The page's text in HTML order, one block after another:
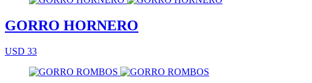
GORRO HORNERO
USD 33